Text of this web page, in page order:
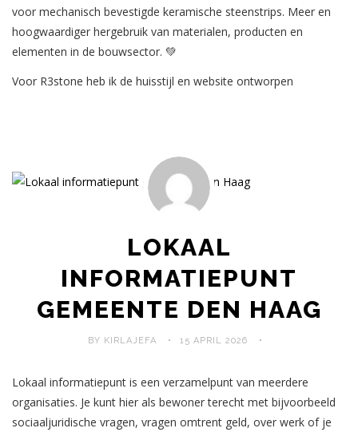
voor mechanisch bevestigde keramische steenstrips. Meer en
hoogwaardiger hergebruik van materialen, producten en
elementen in de bouwsector. 💚
Voor R3stone heb ik de huisstijl en website ontworpen
LOKAAL
INFORMATIEPUNT
GEMEENTE DEN HAAG
BY KIRLAJEFA 15 APRIL 2026
Lokaal informatiepunt is een verzamelpunt van meerdere
organisaties. Je kunt hier als bewoner terecht met bijvoorbeeld
sociaaljuridische vragen, vragen omtrent geld, over werk of je